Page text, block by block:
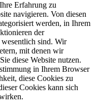
Erfahrung zu
navigieren. Von diesen
werden, in Ihrem
der
sind. Wir
mit denen wir
diese Website nutzen.
in Ihrem Browser
diese Cookies zu
Cookies kann sich